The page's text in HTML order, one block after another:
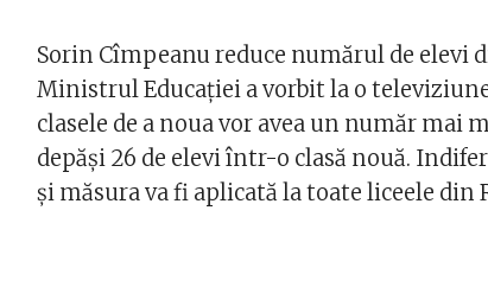
Sorin Cîmpeanu reduce numărul de elevi
Ministrul Educației a vorbit la o
clasele de a noua vor avea un număr mai
depăși 26 de elevi într-o clasă nouă.
și măsura va fi aplicată la toate liceele din